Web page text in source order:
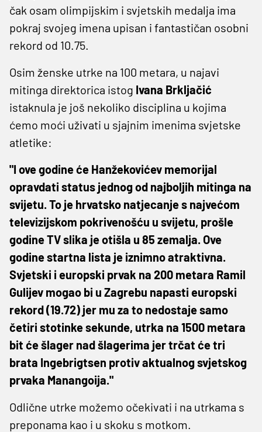
čak osam olimpijskim i svjetskih medalja ima
pokraj svojeg imena upisan i fantastičan osobni
rekord od 10.75.
Osim ženske utrke na 100 metara, u najavi
mitinga direktorica istog Ivana Brkljačić
istaknula je još nekoliko disciplina u kojima
ćemo moći uživati u sjajnim imenima svjetske
atletike:
"I ove godine će Hanžekovićev memorijal
opravdati status jednog od najboljih mitinga na
svijetu. To je hrvatsko natjecanje s najvećom
televizijskom pokrivenošću u svijetu, prošle
godine TV slika je otišla u 85 zemalja. Ove
godine startna lista je iznimno atraktivna.
Svjetski i europski prvak na 200 metara Ramil
Gulijev mogao bi u Zagrebu napasti europski
rekord (19.72) jer mu za to nedostaje samo
četiri stotinke sekunde, utrka na 1500 metara
bit će šlager nad šlagerima jer trčat će tri
brata Ingebrigtsen protiv aktualnog svjetskog
prvaka Manangoija."
Odlične utrke možemo očekivati i na utrkama s
preponama kao i u skoku s motkom.